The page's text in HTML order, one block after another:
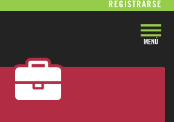
REGISTRARSE
MENÚ
VOLVER